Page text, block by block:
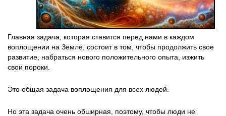
Главная задача, которая ставится перед нами в каждом
воплощении на Земле, состоит в том, чтобы продолжить свое
развитие, набраться нового положительного опыта, изжить
свои пороки.
Это общая задача воплощения для всех людей.
Но эта задача очень обширная, поэтому, чтобы люди не